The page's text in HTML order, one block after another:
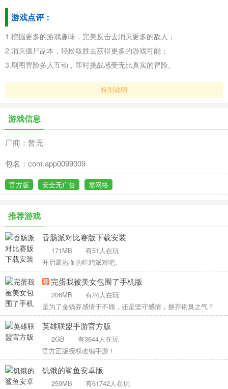
游戏点评：
1.挖掘更多的游戏趣味，完美反击去消灭更多的敌人；
2.消灭僵尸副本，轻松取胜去获得更多的游戏可能；
3.刷图冒险多人互动，即时挑战感受无比真实的冒险。
特别说明
游戏信息
厂商：暂无
包名：com.app0099009
官方版 安全无广告 需网络
推荐游戏
香肠派对比赛版下载安装
171MB
有51人在玩
开启最热血的吃鸡派对吧。
完蛋我被美女包围了手机版
206MB
有24人在玩
是为了金钱弃感情于不顾，还是坚守感情，摒弃铜臭之气？
英雄联盟手游官方版
2GB
有3644人在玩
官方正版授权改编手游！
饥饿的鲨鱼安卓版
259MB
有61742人在玩